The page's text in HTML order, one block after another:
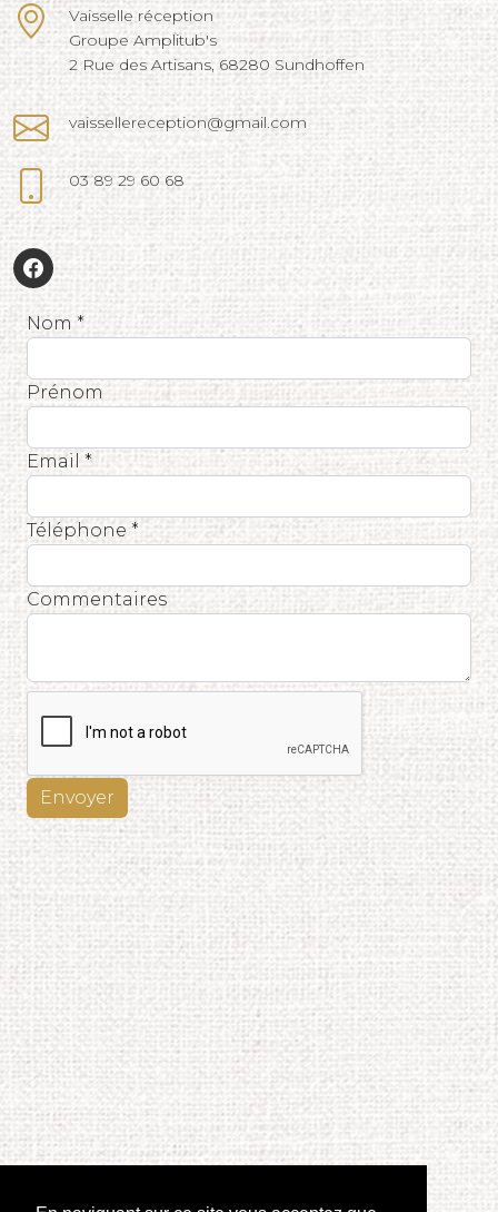
Vaisselle réception
Groupe Amplitub's
2 Rue des Artisans, 68280 Sundhoffen
vaissellereception@gmail.com
03 89 29 60 68
Nom *
Prénom
Email *
Téléphone *
Commentaires
Envoyer